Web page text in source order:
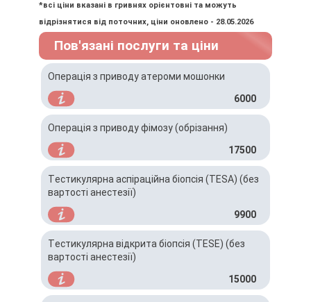
*всі ціни вказані в гривнях орієнтовні та можуть
відрізнятися від поточних, ціни оновлено - 28.05.2026
Пов'язані послуги та ціни
Операція з приводу атероми мошонки
6000
Операція з приводу фімозу (обрізання)
17500
Тестикулярна аспіраційна біопсія (TESA) (без
вартості анестезії)
9900
Тестикулярна відкрита біопсія (ТESE) (без
вартості анестезії)
15000